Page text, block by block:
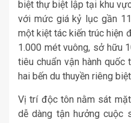
biệt thự biệt lập tại khu
với mức giá kỷ lục gần
một kiệt tác kiến trúc hiện
1.000 mét vuông, sở hữu
tiêu chuẩn vận hành quốc
hai bến du thuyền riêng
Vị trí độc tôn nằm sát
dễ dàng tận hưởng